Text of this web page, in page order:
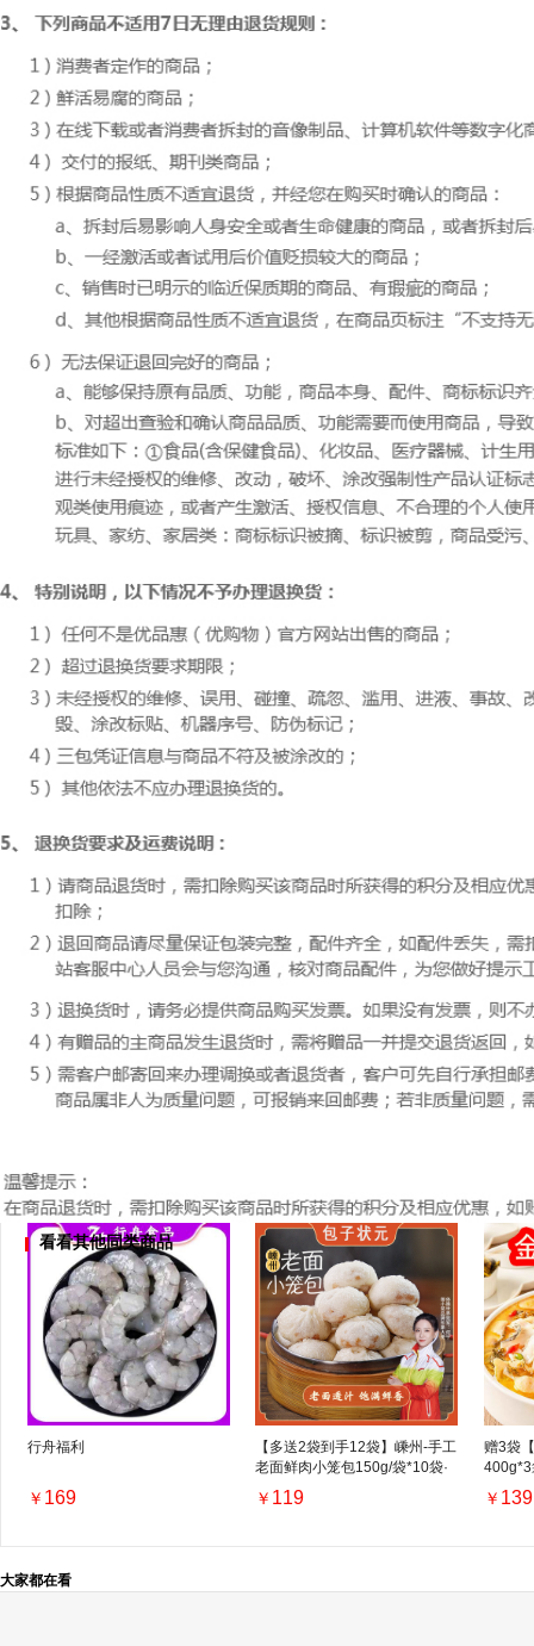
看看其他同类商品
行舟福利
￥ 169
【多送2袋到手12袋】嵊州-手工
老面鲜肉小笼包150g/袋*10袋·
顺丰包邮
￥ 119
赠3袋
400g*3
￥ 139
大家都在看